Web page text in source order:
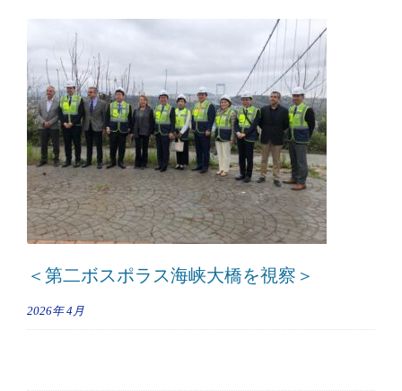
＜第二ボスポラス海峡大橋を視察＞
2026年 4月